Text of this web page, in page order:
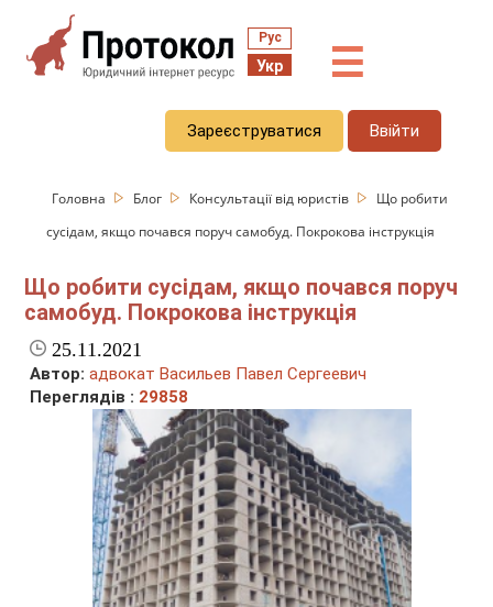
Рус
Укр ☰
Зареєструватися Ввійти
Головна Блог Консультації від юристів
Що робити
сусідам, якщо почався поруч самобуд. Покрокова інструкція
Що робити сусідам, якщо почався поруч
самобуд. Покрокова інструкція
25.11.2021
Автор: адвокат Васильев Павел Сергеевич
Переглядів : 29858